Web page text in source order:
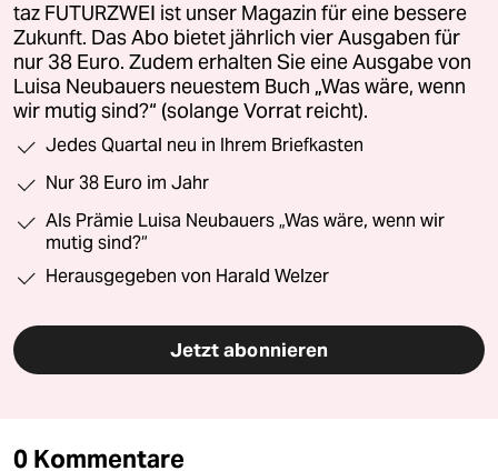
taz FUTURZWEI ist unser Magazin für eine bessere
Zukunft. Das Abo bietet jährlich vier Ausgaben für
nur 38 Euro. Zudem erhalten Sie eine Ausgabe von
Luisa Neubauers neuestem Buch „Was wäre, wenn
wir mutig sind?“ (solange Vorrat reicht).
Jedes Quartal neu in Ihrem Briefkasten
Nur 38 Euro im Jahr
Als Prämie Luisa Neubauers „Was wäre, wenn wir
mutig sind?“
Herausgegeben von Harald Welzer
Jetzt abonnieren
0 Kommentare